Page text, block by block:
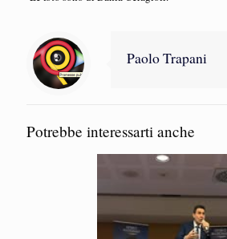
Paolo Trapani
Potrebbe interessarti anche